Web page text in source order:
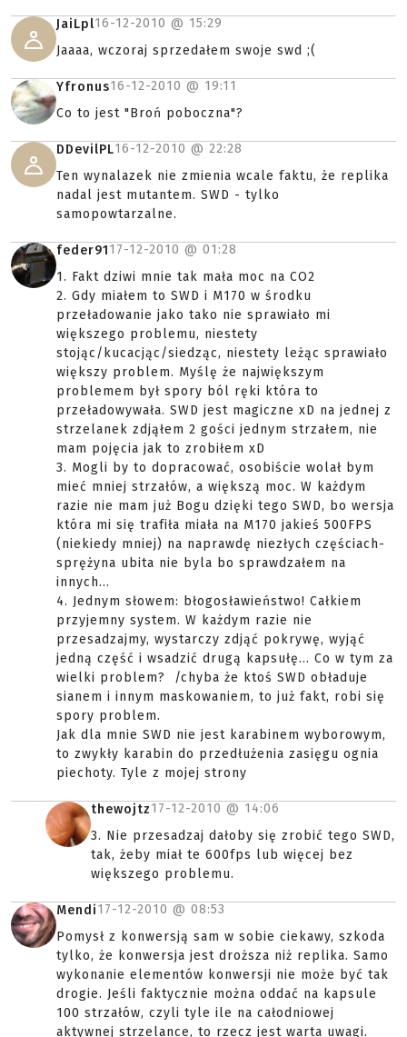
JaiLpl16-12-2010 @ 15:29
Jaaaa, wczoraj sprzedałem swoje swd ;(
Yfronus16-12-2010 @ 19:11
Co to jest "Broń poboczna"?
DDevilPL16-12-2010 @ 22:28
Ten wynalazek nie zmienia wcale faktu, że replika
nadal jest mutantem. SWD - tylko
samopowtarzalne.
feder9117-12-2010 @ 01:28
1. Fakt dziwi mnie tak mała moc na CO2
2. Gdy miałem to SWD i M170 w środku
przeładowanie jako tako nie sprawiało mi
większego problemu, niestety
stojąc/kucacjąc/siedząc, niestety leżąc sprawiało
większy problem. Myślę że największym
problemem był spory ból ręki która to
przeładowywała. SWD jest magiczne xD na jednej z
strzelanek zdjąłem 2 gości jednym strzałem, nie
mam pojęcia jak to zrobiłem xD
3. Mogli by to dopracować, osobiście wolał bym
mieć mniej strzałów, a większą moc. W każdym
razie nie mam już Bogu dzięki tego SWD, bo wersja
która mi się trafiła miała na M170 jakieś 500FPS
(niekiedy mniej) na naprawdę niezłych częściach-
sprężyna ubita nie byla bo sprawdzałem na
innych...
4. Jednym słowem: błogosławieństwo! Całkiem
przyjemny system. W każdym razie nie
przesadzajmy, wystarczy zdjąć pokrywę, wyjąć
jedną część i wsadzić drugą kapsułę... Co w tym za
wielki problem? /chyba że ktoś SWD obładuje
sianem i innym maskowaniem, to już fakt, robi się
spory problem.
Jak dla mnie SWD nie jest karabinem wyborowym,
to zwykły karabin do przedłużenia zasięgu ognia
piechoty. Tyle z mojej strony
thewojtz17-12-2010 @ 14:06
3. Nie przesadzaj dałoby się zrobić tego SWD,
tak, żeby miał te 600fps lub więcej bez
większego problemu.
Mendi17-12-2010 @ 08:53
Pomysł z konwersją sam w sobie ciekawy, szkoda
tylko, że konwersja jest droższa niż replika. Samo
wykonanie elementów konwersji nie może być tak
drogie. Jeśli faktycznie można oddać na kapsule
100 strzałów, czyli tyle ile na całodniowej
aktywnej strzelance, to rzecz jest warta uwagi.